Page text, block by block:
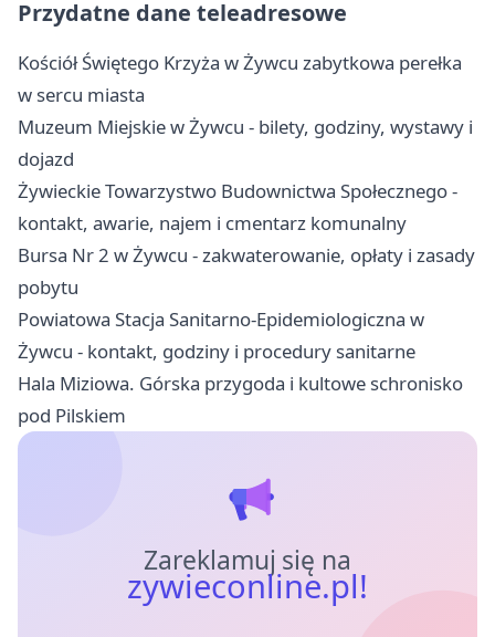
Przydatne dane teleadresowe
Kościół Świętego Krzyża w Żywcu zabytkowa perełka
w sercu miasta
Muzeum Miejskie w Żywcu - bilety, godziny, wystawy i
dojazd
Żywieckie Towarzystwo Budownictwa Społecznego -
kontakt, awarie, najem i cmentarz komunalny
Bursa Nr 2 w Żywcu - zakwaterowanie, opłaty i zasady
pobytu
Powiatowa Stacja Sanitarno-Epidemiologiczna w
Żywcu - kontakt, godziny i procedury sanitarne
Hala Miziowa. Górska przygoda i kultowe schronisko
pod Pilskiem
Zareklamuj się na
zywieconline.pl!